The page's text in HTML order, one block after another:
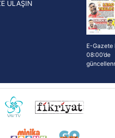
ULAŞIN
E-Gazete
08:00’de